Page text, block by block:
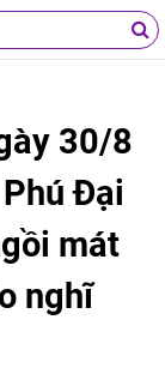
30/8
Đại
mát
nghĩ